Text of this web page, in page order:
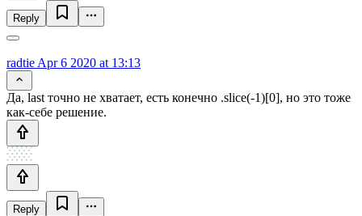
Reply
radtie Apr 6 2020 at 13:13
Да, last точно не хватает, есть конечно .slice(-1)[0], но это тоже
как-себе решение.
Reply